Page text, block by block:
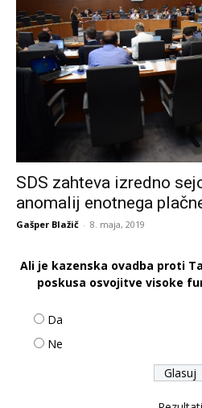
SDS zahteva izredno
anomalij enotnega
Gašper Blažič - 8. maja, 2019
Ali je kazenska ovadba proti
poskusa osvojitve visoke
Da
Ne